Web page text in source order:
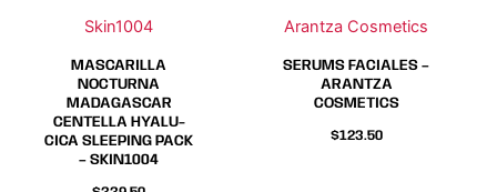
Skin1004
MASCARILLA
NOCTURNA
MADAGASCAR
CENTELLA HYALU-
CICA SLEEPING PACK
– SKIN1004
Arantza Cosmetics
pueden
elegir
en
la
página
SERUMS FACIALES –
ARANTZA
COSMETICS
$123.50
pueden
elegir
en
la
página